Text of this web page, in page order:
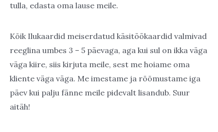
tulla, edasta oma lause meile.
Kõik Ilukaardid meiserdatud käsitöökaardid valmivad
reeglina umbes 3 – 5 päevaga, aga kui sul on ikka väga
väga kiire, siis kirjuta meile, sest me hoiame oma
kliente väga väga. Me imestame ja rõõmustame iga
päev kui palju fänne meile pidevalt lisandub. Suur
aitäh!